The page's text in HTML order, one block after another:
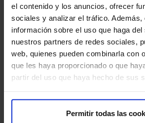
el contenido y los anuncios, ofrecer
sociales y analizar el tráfico. Además,
información sobre el uso que haga del
nuestros partners de redes sociales,
web, quienes pueden combinarla con
que les haya proporcionado o que
partir del uso que haya hecho de sus
Permitir todas las